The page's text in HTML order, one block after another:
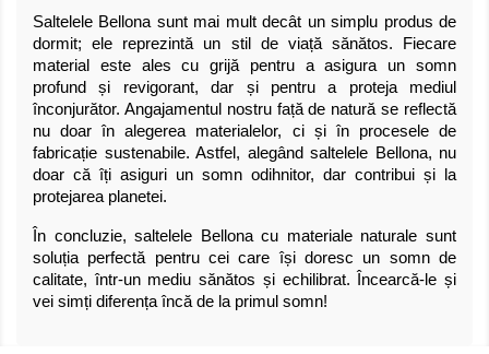
Saltelele Bellona sunt mai mult decât un simplu produs de
dormit; ele reprezintă un stil de viață sănătos. Fiecare
material este ales cu grijă pentru a asigura un somn
profund și revigorant, dar și pentru a proteja mediul
înconjurător. Angajamentul nostru față de natură se reflectă
nu doar în alegerea materialelor, ci și în procesele de
fabricație sustenabile. Astfel, alegând saltelele Bellona, nu
doar că îți asiguri un somn odihnitor, dar contribui și la
protejarea planetei.
În concluzie, saltelele Bellona cu materiale naturale sunt
soluția perfectă pentru cei care își doresc un somn de
calitate, într-un mediu sănătos și echilibrat. Încearcă-le și
vei simți diferența încă de la primul somn!